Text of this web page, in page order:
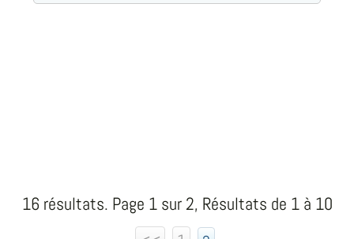
16 résultats. Page 1 sur 2, Résultats de 1 à 10